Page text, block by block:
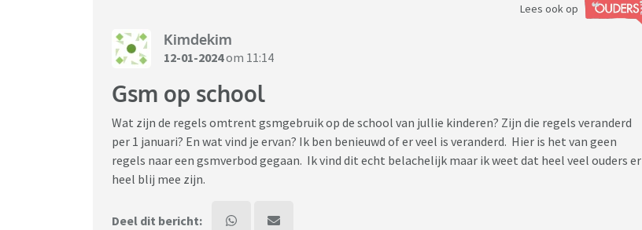
Lees ook op
Kimdekim
12-01-2024om 11:14
Gsm op school
Wat zijn de regels omtrent gsmgebruik op de school van jullie kinderen? Zijn die regels veranderd
per 1 januari? En wat vind je ervan? Ik ben benieuwd of er veel is veranderd. Hier is het van geen
regels naar een gsmverbod gegaan. Ik vind dit echt belachelijk maar ik weet dat heel veel ouders er
heel blij mee zijn.
Deel dit bericht: